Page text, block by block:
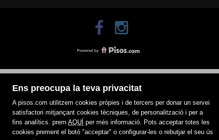
Ens preocupa la teva privacitat
A pisos.com utilitzem cookies pròpies i de tercers per donar un servei
satisfactori mitjançant cookies tècniques, de personalització i per a
fins analítics. prem AQUÍ per més informació. Pots acceptar totes les
cookies prement el botó "acceptar" o configurar-les o rebutjar el seu ús